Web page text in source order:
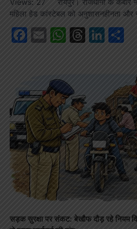
महिला हेड कांस्टेबल को अनुशासनहीनता और
Facebook
EmailWhatsApp
Threads
सड़क सुरक्षा पर संकट: बेखौफ दौड़ रहे नियम